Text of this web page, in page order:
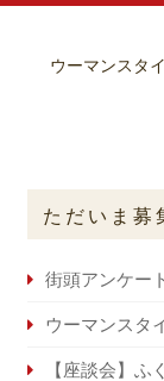
ウーマンスタ
ただいま募
街頭アンケー
ウーマンスタ
【座談会】